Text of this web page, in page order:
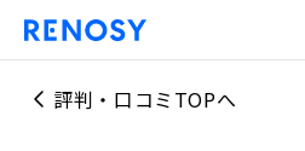
評判・口コミTOPへ